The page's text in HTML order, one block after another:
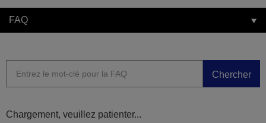
FAQ
Chercher
Chargement, veuillez patienter...